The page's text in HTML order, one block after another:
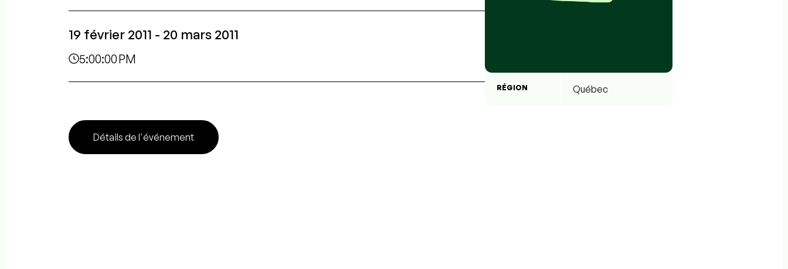
19 février 2011 - 20 mars 2011
5:00:00 PM
Détails de l'événement
RÉGION Québec